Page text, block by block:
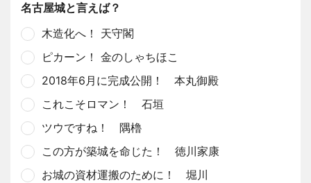
名古屋城と言えば？
木造化へ！ 天守閣
ピカーン！ 金のしゃちほこ
2018年6月に完成公開！ 本丸御殿
これこそロマン！ 石垣
ツウですね！ 隅櫓
この方が築城を命じた！ 徳川家康
お城の資材運搬のために！ 堀川